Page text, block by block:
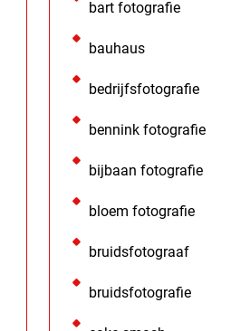
bart fotografie
bauhaus
bedrijfsfotografie
bennink fotografie
bijbaan fotografie
bloem fotografie
bruidsfotograaf
bruidsfotografie